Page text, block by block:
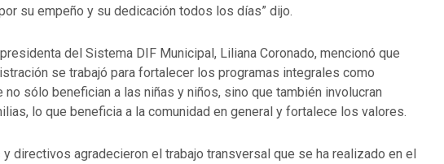
su empeño y su dedicación todos los días” dijo.
del Sistema DIF Municipal, Liliana Coronado, mencionó que
se trabajó para fortalecer los programas integrales como
no sólo benefician a las niñas y niños, sino que también involucran
lo que beneficia a la comunidad en general y fortalece los valores.
directivos agradecieron el trabajo transversal que se ha realizado en el